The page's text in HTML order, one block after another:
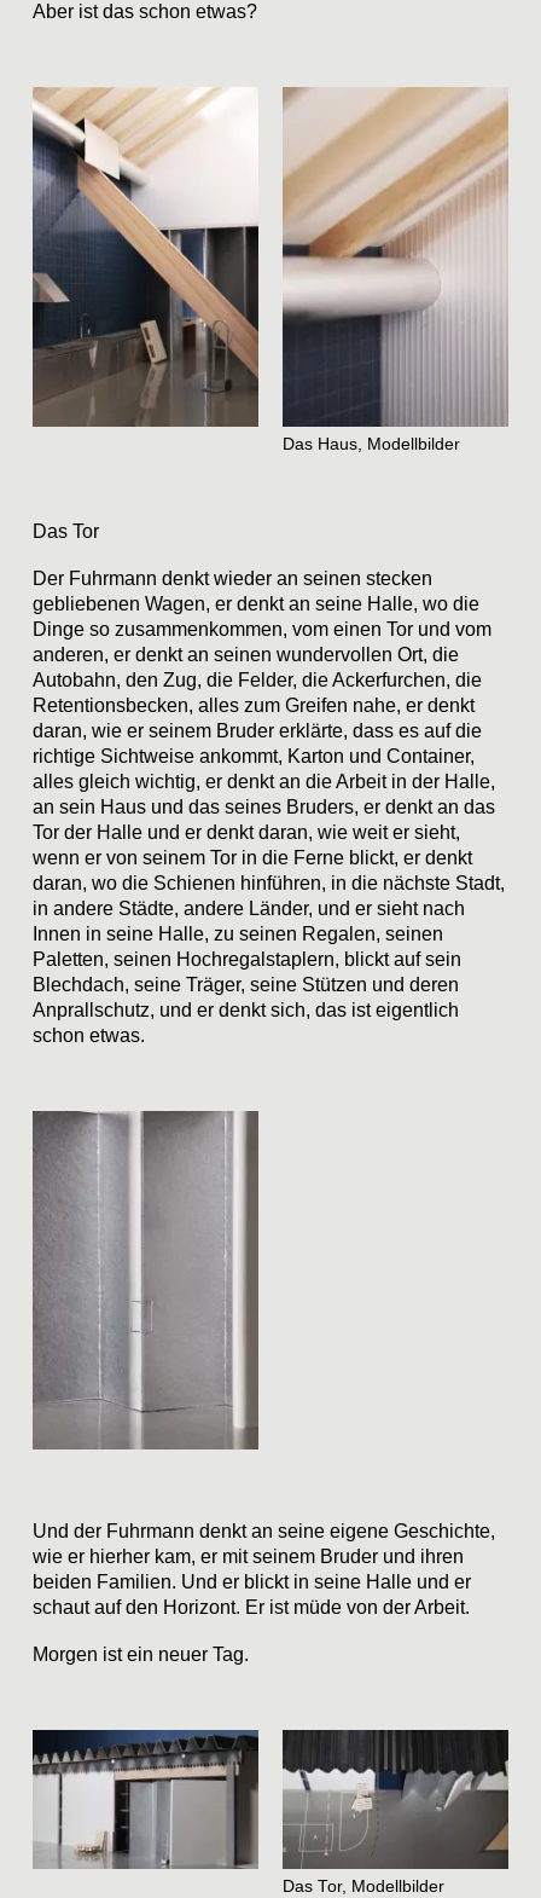
Aber ist das schon etwas?
Das Haus, Modellbilder
Das Tor
Der Fuhrmann denkt wieder an seinen stecken
gebliebenen Wagen, er denkt an seine Halle, wo die
Dinge so zusammenkommen, vom einen Tor und vom
anderen, er denkt an seinen wundervollen Ort, die
Autobahn, den Zug, die Felder, die Ackerfurchen, die
Retentionsbecken, alles zum Greifen nahe, er denkt
daran, wie er seinem Bruder erklärte, dass es auf die
richtige Sichtweise ankommt, Karton und Container,
alles gleich wichtig, er denkt an die Arbeit in der Halle,
an sein Haus und das seines Bruders, er denkt an das
Tor der Halle und er denkt daran, wie weit er sieht,
wenn er von seinem Tor in die Ferne blickt, er denkt
daran, wo die Schienen hinführen, in die nächste Stadt,
in andere Städte, andere Länder, und er sieht nach
Innen in seine Halle, zu seinen Regalen, seinen
Paletten, seinen Hochregalstaplern, blickt auf sein
Blechdach, seine Träger, seine Stützen und deren
Anprallschutz, und er denkt sich, das ist eigentlich
schon etwas.
Und der Fuhrmann denkt an seine eigene Geschichte,
wie er hierher kam, er mit seinem Bruder und ihren
beiden Familien. Und er blickt in seine Halle und er
schaut auf den Horizont. Er ist müde von der Arbeit.
Morgen ist ein neuer Tag.
Das Tor, Modellbilder